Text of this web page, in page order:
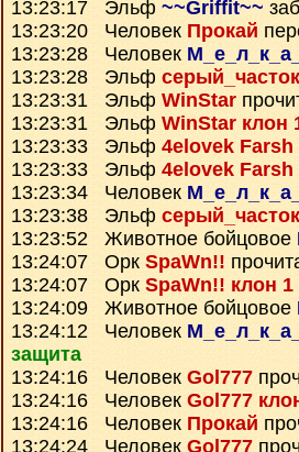
13:23:17 Эльф ~~Griffit~~
13:23:20 Человек Прокай
13:23:28 Человек
13:23:28 Эльф
13:23:31 Эльф WinStar
13:23:31 Эльф WinStar клон
13:23:33 Эльф 4elovek Farsh
13:23:33 Эльф 4elovek Farsh
13:23:34 Человек
13:23:38 Эльф
13:23:52 Животное бойцовое
13:24:07 Орк SpaWn!!
13:24:07 Орк SpaWn!! клон 1
13:24:09 Животное бойцовое
13:24:12 Человек
защита
13:24:16 Человек Gol777
13:24:16 Человек Gol777
13:24:16 Человек Прокай
13:24:24 Человек Gol777